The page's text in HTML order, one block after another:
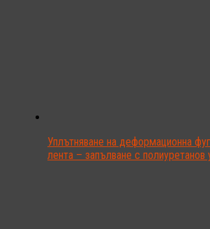
Уплътняване на деформационна
лента – запълване с полиуретанов